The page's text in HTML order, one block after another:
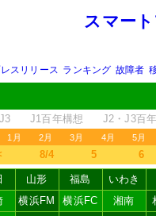
スマー
スリリース ランキング 故障者
J3 J1百年構想 J2・J3百
1月 2月 3月 4月 5月
8/4 5 6
山形 福島
いわき
横浜FM 横浜FC 湘南